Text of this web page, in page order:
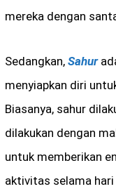
mereka dengan
Sedangkan, Sahur
menyiapkan diri
Biasanya, sahur
dilakukan dengan
untuk memberikan
aktivitas selama